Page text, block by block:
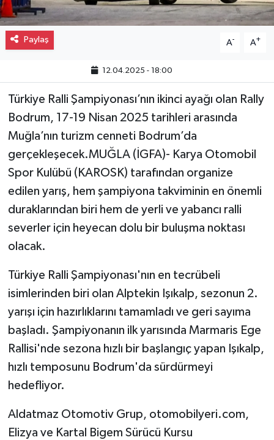
Paylaş A- A+
12.04.2025 - 18:00
Türkiye Ralli Şampiyonası’nın ikinci ayağı olan Rally
Bodrum, 17-19 Nisan 2025 tarihleri arasında
Muğla’nın turizm cenneti Bodrum’da
gerçekleşecek.MUĞLA (İGFA)- Karya Otomobil
Spor Kulübü (KAROSK) tarafından organize
edilen yarış, hem şampiyona takviminin en önemli
duraklarından biri hem de yerli ve yabancı ralli
severler için heyecan dolu bir buluşma noktası
olacak.
Türkiye Ralli Şampiyonası'nın en tecrübeli
isimlerinden biri olan Alptekin Işıkalp, sezonun 2.
yarışı için hazırlıklarını tamamladı ve geri sayıma
başladı. Şampiyonanın ilk yarısında Marmaris Ege
Rallisi'nde sezona hızlı bir başlangıç yapan Işıkalp,
hızlı temposunu Bodrum'da sürdürmeyi
hedefliyor.
Aldatmaz Otomotiv Grup, otomobilyeri.com,
Elizya ve Kartal Bigem Sürücü Kursu
Gayrimenkul
Spor
Eğitim